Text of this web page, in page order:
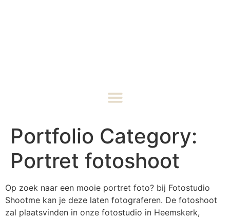
Portfolio Category:
Portret fotoshoot
Op zoek naar een mooie portret foto? bij Fotostudio
Shootme kan je deze laten fotograferen. De fotoshoot
zal plaatsvinden in onze fotostudio in Heemskerk,